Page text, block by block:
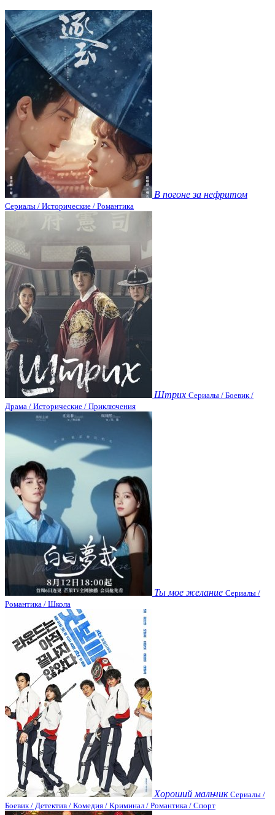
В погоне за нефритом
Сериалы / Исторические / Романтика
Штрих Сериалы / Боевик /
Драма / Исторические / Приключения
Ты мое желание Сериалы /
Романтика / Школа
Хороший мальчик Сериалы /
Боевик / Детектив / Комедия / Криминал / Романтика / Спорт